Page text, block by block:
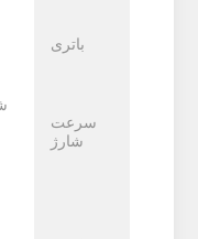
باتری
سرعت
شارژ